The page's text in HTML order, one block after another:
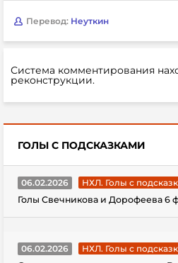
Перевод: Неуткин
Система комментирования
реконструкции.
ГОЛЫ С ПОДСКАЗКАМИ
06.02.2026
НХЛ. Голы с
Голы Свечникова и Дорофеева 6
06.02.2026
НХЛ. Голы с